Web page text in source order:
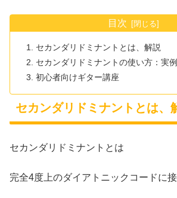
目次
セカンダリドミナントとは、解説
セカンダリドミナントの使い方：実例
初心者向けギター講座
セカンダリドミナントとは、
セカンダリドミナントとは
完全4度上のダイアトニックコードに